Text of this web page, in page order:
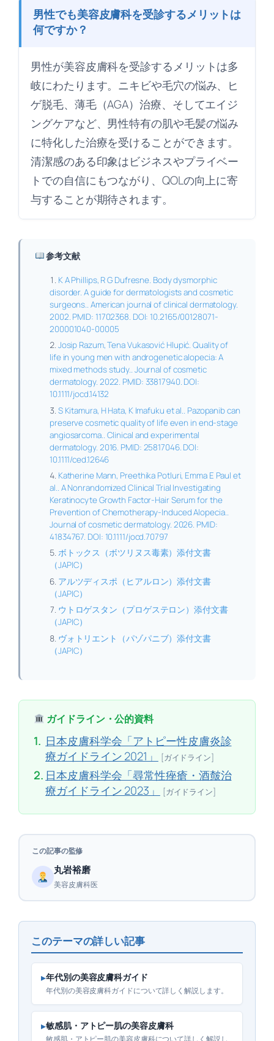
男性でも美容皮膚科を受診するメリットは
何ですか？
男性が美容皮膚科を受診するメリットは多
岐にわたります。ニキビや毛穴の悩み、ヒ
ゲ脱毛、薄毛（AGA）治療、そしてエイジ
ングケアなど、男性特有の肌や毛髪の悩み
に特化した治療を受けることができます。
清潔感のある印象はビジネスやプライベー
トでの自信にもつながり、QOLの向上に寄
与することが期待されます。
参考文献
K A Phillips, R G Dufresne. Body dysmorphic
disorder. A guide for dermatologists and cosmetic
surgeons.. American journal of clinical dermatology.
2002. PMID: 11702368. DOI: 10.2165/00128071-
200001040-00005
Josip Razum, Tena Vukasović Hlupić. Quality of
life in young men with androgenetic alopecia: A
mixed methods study.. Journal of cosmetic
dermatology. 2022. PMID: 33817940. DOI:
10.1111/jocd.14132
S Kitamura, H Hata, K Imafuku et al.. Pazopanib can
preserve cosmetic quality of life even in end-stage
angiosarcoma.. Clinical and experimental
dermatology. 2016. PMID: 25817046. DOI:
10.1111/ced.12646
Katherine Mann, Preethika Potluri, Emma E Paul et
al.. A Nonrandomized Clinical Trial Investigating
Keratinocyte Growth Factor-Hair Serum for the
Prevention of Chemotherapy-Induced Alopecia..
Journal of cosmetic dermatology. 2026. PMID:
41834767. DOI: 10.1111/jocd.70797
ボトックス（ボツリヌス毒素）添付文書
（JAPIC）
アルツディスポ（ヒアルロン）添付文書
（JAPIC）
ウトロゲスタン（プロゲステロン）添付文書
（JAPIC）
ヴォトリエント（パゾパニブ）添付文書
（JAPIC）
ガイドライン・公的資料
1. 日本皮膚科学会「アトピー性皮膚炎診
療ガイドライン 2021」
[ガイドライン]
2. 日本皮膚科学会「尋常性痤瘡・酒皶治
療ガイドライン 2023」
[ガイドライン]
この記事の監修
丸岩裕磨
美容皮膚科医
このテーマの詳しい記事
▸年代別の美容皮膚科ガイド
年代別の美容皮膚科ガイドについて詳しく解説します。
▸敏感肌・アトピー肌の美容皮膚科